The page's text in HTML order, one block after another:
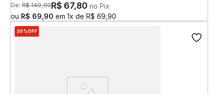
De: R$ 149,90R$ 67,80 no Pix
ou R$ 69 90 em 1x de R$ 69 90
20%OFF